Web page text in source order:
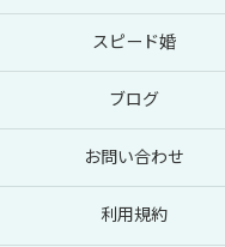
スピード婚
ブログ
お問い合わせ
利用規約